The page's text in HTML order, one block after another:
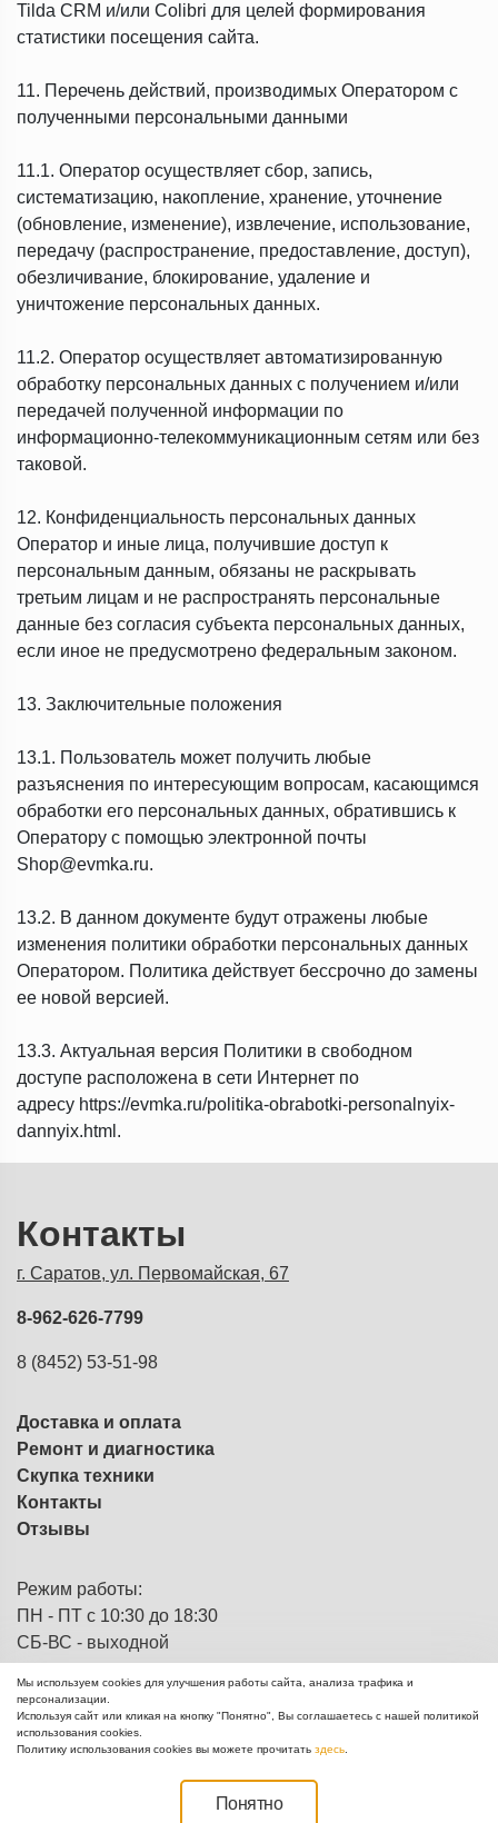
Tilda CRM и/или Colibri для целей формирования
статистики посещения сайта.
11. Перечень действий, производимых Оператором с
полученными персональными данными
11.1. Оператор осуществляет сбор, запись,
систематизацию, накопление, хранение, уточнение
(обновление, изменение), извлечение, использование,
передачу (распространение, предоставление, доступ),
обезличивание, блокирование, удаление и
уничтожение персональных данных.
11.2. Оператор осуществляет автоматизированную
обработку персональных данных с получением и/или
передачей полученной информации по
информационно-телекоммуникационным сетям или без
таковой.
12. Конфиденциальность персональных данных
Оператор и иные лица, получившие доступ к
персональным данным, обязаны не раскрывать
третьим лицам и не распространять персональные
данные без согласия субъекта персональных данных,
если иное не предусмотрено федеральным законом.
13. Заключительные положения
13.1. Пользователь может получить любые
разъяснения по интересующим вопросам, касающимся
обработки его персональных данных, обратившись к
Оператору с помощью электронной почты
Shop@evmka.ru.
13.2. В данном документе будут отражены любые
изменения политики обработки персональных данных
Оператором. Политика действует бессрочно до замены
ее новой версией.
13.3. Актуальная версия Политики в свободном
доступе расположена в сети Интернет по
адресу https://evmka.ru/politika-obrabotki-personalnyix-
dannyix.html.
Контакты
г. Саратов, ул. Первомайская, 67
8-962-626-7799
8 (8452) 53-51-98
Доставка и оплата
Ремонт и диагностика
Скупка техники
Контакты
Отзывы
Режим работы:
ПН - ПТ с 10:30 до 18:30
СБ-ВС - выходной
© 2013 - 2026ЭВМка - компьютерный
комиссионный магазин
Создание сайтов Mikhail Degtyarev
Мы используем cookies для улучшения работы сайта, анализа трафика и
персонализации.
Используя сайт или кликая на кнопку "Понятно", Вы соглашаетесь с нашей политикой
использования cookies.
Политику использования cookies вы можете прочитать здесь
Понятно